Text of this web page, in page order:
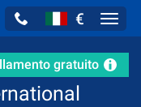
€
gratuito